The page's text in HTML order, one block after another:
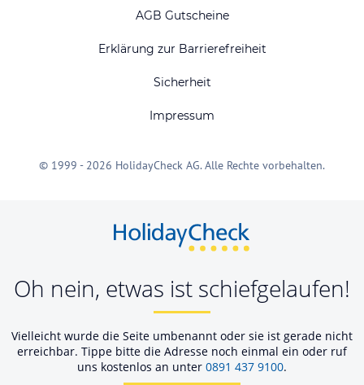
AGB Gutscheine
Erklärung zur Barrierefreiheit
Sicherheit
Impressum
© 1999 - 2026 HolidayCheck AG. Alle Rechte vorbehalten.
Oh nein, etwas ist schiefgelaufen!
Vielleicht wurde die Seite umbenannt oder sie ist gerade nicht
erreichbar. Tippe bitte die Adresse noch einmal ein oder ruf
uns kostenlos an unter 0891 437 9100.